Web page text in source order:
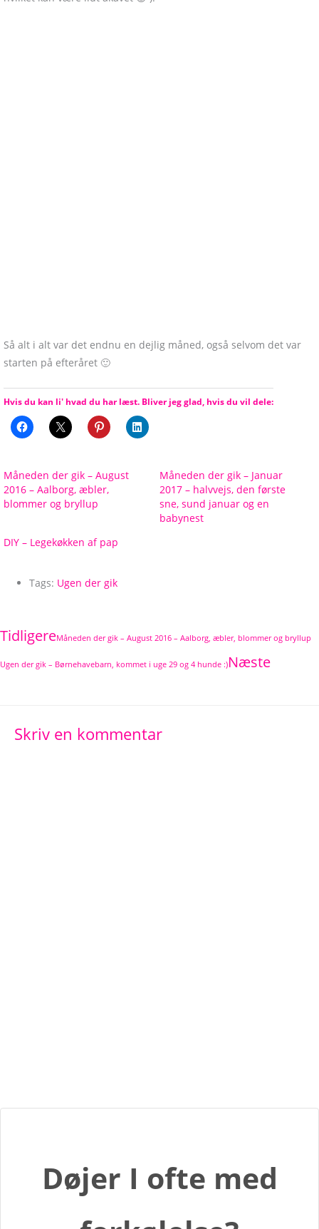
Så alt i alt var det endnu en dejlig måned, også selvom det var
starten på efteråret 🙂
Hvis du kan li' hvad du har læst. Bliver jeg glad, hvis du vil dele:
Måneden der gik – August
2016 – Aalborg, æbler,
blommer og bryllup
Måneden der gik – Januar
2017 – halvvejs, den første
sne, sund januar og en
babynest
DIY – Legekøkken af pap
Tags: Ugen der gik
TidligereMåneden der gik – August 2016 – Aalborg, æbler, blommer og bryllup
Ugen der gik – Børnehavebarn, kommet i uge 29 og 4 hunde :)Næste
Skriv en kommentar
Døjer I ofte med